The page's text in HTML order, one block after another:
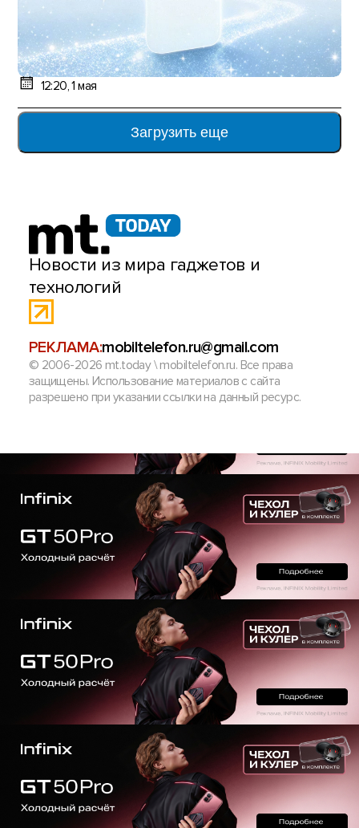
12:20, 1 мая
Загрузить еще
Новости из мира гаджетов и
технологий
РЕКЛАМА:mobiltelefon.ru@gmail.com
© 2006-2026 mt.today \ mobiltelefon.ru. Все права
защищены. Использование материалов с сайта
разрешено при указании ссылки на данный ресурс.